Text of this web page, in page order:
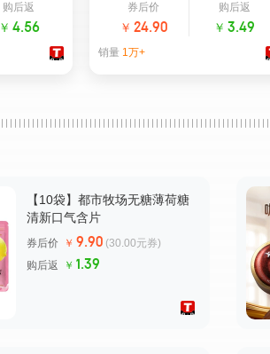
购后返
￥ 4.56
券后价
￥ 24.90
购后返
￥ 3.49
销量 1万+
【10袋】都市牧场无糖薄荷糖
清新口气含片
券后价 ￥ 9.90 (30.00元券)
购后返
￥ 1.39